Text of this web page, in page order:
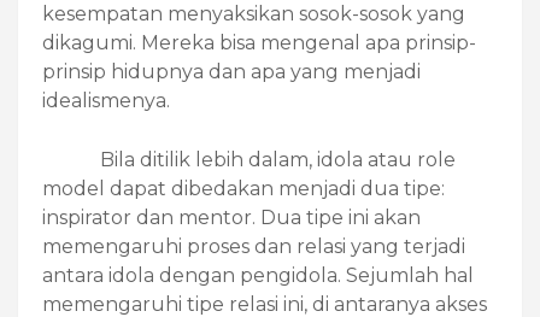
kesempatan menyaksikan sosok-sosok yang
dikagumi. Mereka bisa mengenal apa prinsip-
prinsip hidupnya dan apa yang menjadi
idealismenya.
Bila ditilik lebih dalam, idola atau role
model dapat dibedakan menjadi dua tipe:
inspirator dan mentor. Dua tipe ini akan
memengaruhi proses dan relasi yang terjadi
antara idola dengan pengidola. Sejumlah hal
memengaruhi tipe relasi ini, di antaranya akses